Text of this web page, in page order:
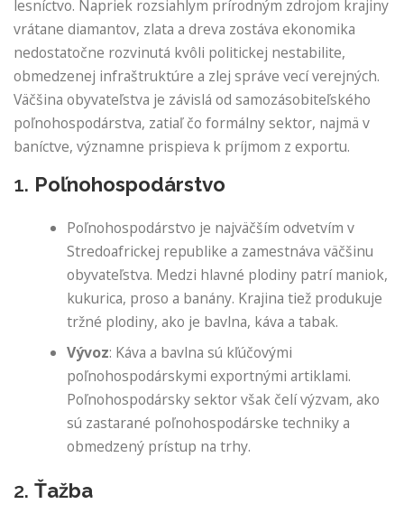
lesníctvo. Napriek rozsiahlym prírodným zdrojom krajiny
vrátane diamantov, zlata a dreva zostáva ekonomika
nedostatočne rozvinutá kvôli politickej nestabilite,
obmedzenej infraštruktúre a zlej správe vecí verejných.
Väčšina obyvateľstva je závislá od samozásobiteľského
poľnohospodárstva, zatiaľ čo formálny sektor, najmä v
baníctve, významne prispieva k príjmom z exportu.
1. Poľnohospodárstvo
Poľnohospodárstvo je najväčším odvetvím v
Stredoafrickej republike a zamestnáva väčšinu
obyvateľstva. Medzi hlavné plodiny patrí maniok,
kukurica, proso a banány. Krajina tiež produkuje
tržné plodiny, ako je bavlna, káva a tabak.
Vývoz: Káva a bavlna sú kľúčovými
poľnohospodárskymi exportnými artiklami.
Poľnohospodársky sektor však čelí výzvam, ako
sú zastarané poľnohospodárske techniky a
obmedzený prístup na trhy.
2. Ťažba